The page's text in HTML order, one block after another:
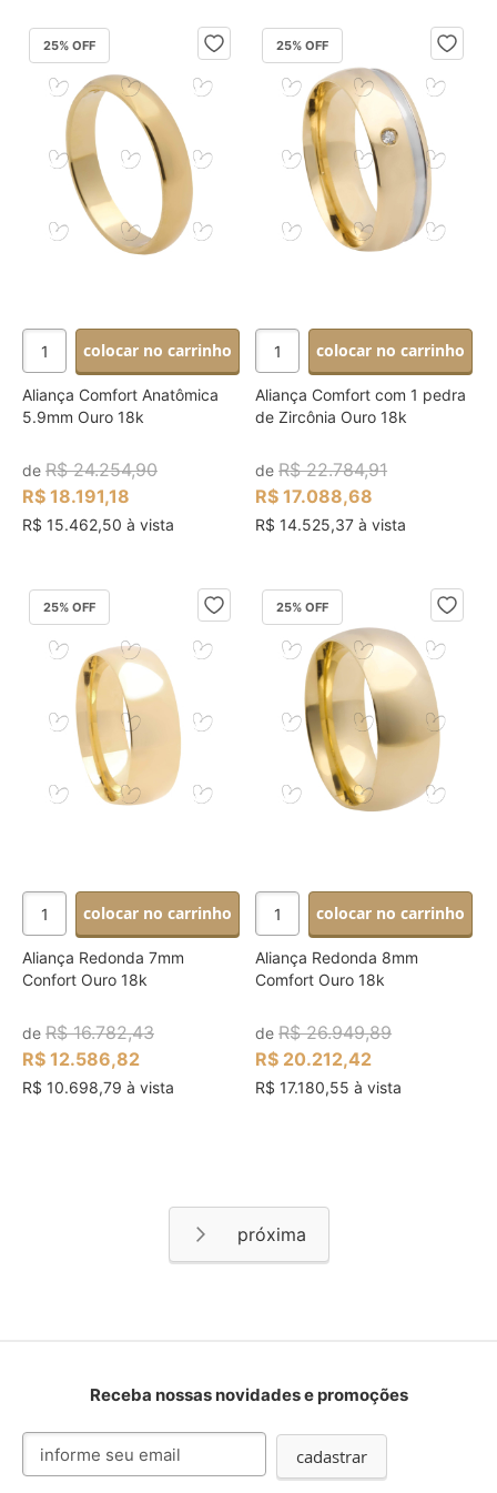
25% OFF
colocar no carrinho
Aliança Comfort Anatômica
5.9mm Ouro 18k
de R$ 24.254,90
R$ 18.191,18
R$ 15.462,50 à vista
25% OFF
colocar no carrinho
Aliança Comfort com 1 pedra
de Zircônia Ouro 18k
deR$ 22.784,91
R$ 17.088,68
R$ 14.525,37 à vista
25% OFF
colocar no carrinho
Aliança Redonda 7mm
Confort Ouro 18k
de R$ 16.782,43
R$ 12.586,82
R$ 10.698,79 à vista
25% OFF
colocar no carrinho
Aliança Redonda 8mm
Comfort Ouro 18k
deR$ 26.949,89
R$ 20.212,42
R$ 17.180,55 à vista
Página
Próximo
Receba nossas novidades e promoções
Inscreva-
cadastrar